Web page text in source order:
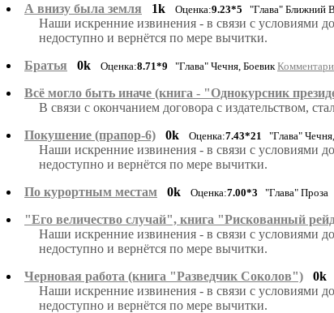
А внизу была земля 1k Оценка:9.23*5 "Глава" Ближний
Наши искренние извинения - в связи с условиями
недоступно и вернётся по мере вычитки.
Братья
0k Оценка:8.71*9 "Глава" Чечня, Боевик
Всё могло быть иначе (книга - "Однокурсник
В связи с окончанием договора с издательством,
Покушение (прапор-6)
0k Оценка:7.43*21 "Глава"
Наши искренние извинения - в связи с условиями
недоступно и вернётся по мере вычитки.
По курортным местам
0k Оценка:7.00*3 "Глава" Проза
"Его величество случай", книга "Рискованный
Наши искренние извинения - в связи с условиями
недоступно и вернётся по мере вычитки.
Черновая работа (книга "Разведчик Соколов")
0k
Наши искренние извинения - в связи с условиями
недоступно и вернётся по мере вычитки.